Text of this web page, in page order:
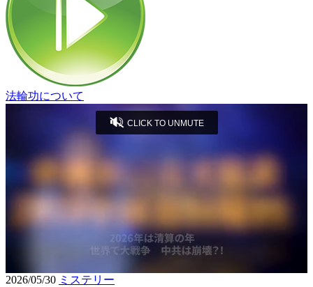
法輪功について
Unmute
Seek
seconds
Seek
seconds
CLICK TO UNMUTE
2026/05/30 ミステリー